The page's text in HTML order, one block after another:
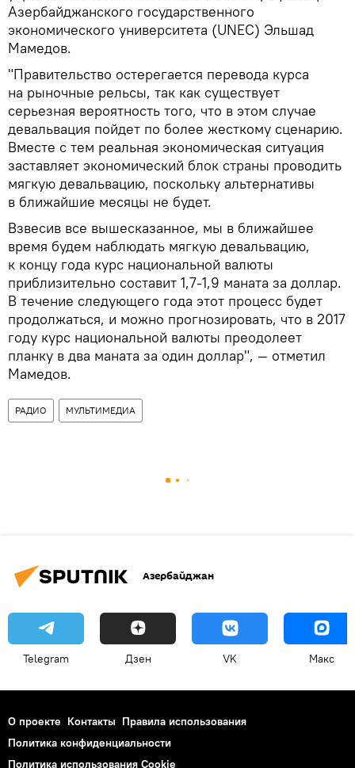
Азербайджанского государственного
экономического университета (UNEC) Эльшад
Мамедов.
"Правительство остерегается перевода курса
на рыночные рельсы, так как существует
серьезная вероятность того, что в этом случае
девальвация пойдет по более жесткому сценарию.
Вместе с тем реальная экономическая ситуация
заставляет экономический блок страны проводить
мягкую девальвацию, поскольку альтернативы
в ближайшие месяцы не будет.
Взвесив все вышесказанное, мы в ближайшее
время будем наблюдать мягкую девальвацию,
к концу года курс национальной валюты
приблизительно составит 1,7-1,9 маната за доллар.
В течение следующего года этот процесс будет
продолжаться, и можно прогнозировать, что в 2017
году курс национальной валюты преодолеет
планку в два маната за один доллар", — отметил
Мамедов.
РАДИО МУЛЬТИМЕДИА
Азербайджан
Telegram Дзен VK Макс
О проекте Контакты Правила использования
Политика конфиденциальности
Политика использования Cookie